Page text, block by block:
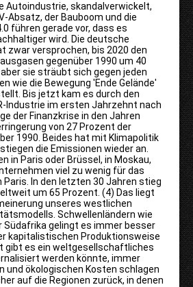
Autoindustrie, skandalverwickelt,
-Absatz, der Bauboom und die
führen gerade vor, dass es
wird. Die deutsche
zwar versprochen, bis 2020 den
gegenüber 1990 um 40
sie sträubt sich gegen jeden
wie die Bewegung 'Ende Gelände'
Bis jetzt kam es durch den
Industrie im ersten Jahrzehnt nach
der Finanzkrise in den Jahren
von 27 Prozent der
1990. Beides hat mit Klimapolitik
die Emissionen wieder an.
in Paris oder Brüssel, in Moskau,
viel zu wenig für das
Paris. In den letzten 30 Jahren stieg
um 65 Prozent. (4) Das liegt
unseres westlichen
Schwellenländern wie
Südafrika gelingt es immer besser
kapitalistischen Produktionsweise
gibt es ein weltgesellschaftliches
werden könnte, immer
und ökologischen Kosten schlagen
auf die Regionen zurück, in denen